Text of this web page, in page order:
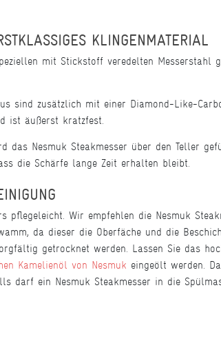
KLINGENMATERIAL
mit Stickstoff veredelten
sind zusätzlich mit einer Diamond-Like-
ist äußerst kratzfest.
das Nesmuk Steakmesser über den Teller
die Schärfe lange Zeit erhalten bleibt.
pflegeleicht. Wir empfehlen die Nesmuk
da dieser die Oberfäche und die
getrocknet werden. Lassen Sie das
Kamelienöl von Nesmuk eingeölt werden.
darf ein Nesmuk Steakmesser in die